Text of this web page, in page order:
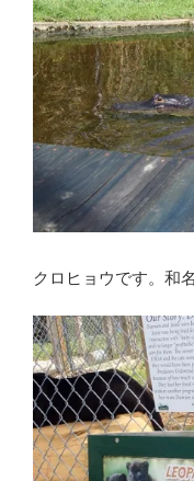
クロヒョウです。和